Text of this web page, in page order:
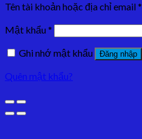
Tên tài khoản hoặc địa chỉ email*
Mật khẩu*
Ghi nhớ mật khẩu
Đăng nhập
Quên mật khẩu?